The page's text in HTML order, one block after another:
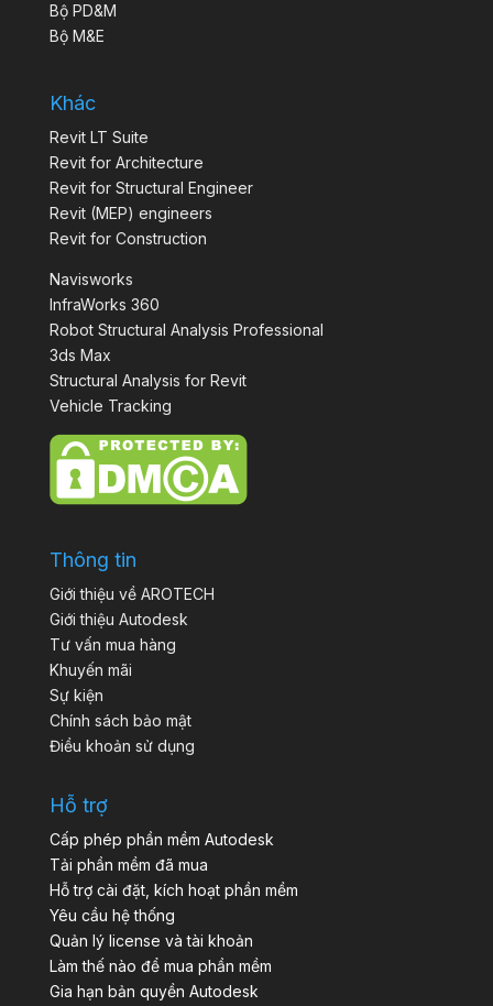
Bộ PD&M
Bộ M&E
Khác
Revit LT Suite
Revit for Architecture
Revit for Structural Engineer
Revit (MEP) engineers
Revit for Construction
Navisworks
InfraWorks 360
Robot Structural Analysis Professional
3ds Max
Structural Analysis for Revit
Vehicle Tracking
Thông tin
Giới thiệu về AROTECH
Giới thiệu Autodesk
Tư vấn mua hàng
Khuyến mãi
Sự kiện
Chính sách bảo mật
Điều khoản sử dụng
Hỗ trợ
Cấp phép phần mềm Autodesk
Tải phần mềm đã mua
Hỗ trợ cài đặt, kích hoạt phần mềm
Yêu cầu hệ thống
Quản lý license và tài khoản
Làm thế nào để mua phần mềm
Gia hạn bản quyền Autodesk